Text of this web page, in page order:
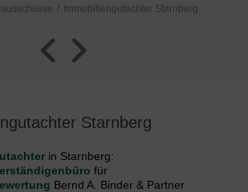
Immobiliengutachter Starnberg
Starnberg
in Starnberg:
für
Bernd A. Binder & Partner